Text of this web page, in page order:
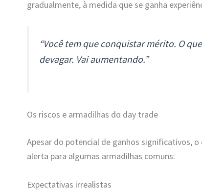
gradualmente, à medida que se ganha
“Você tem que conquistar mérito. O
devagar. Vai aumentando.”
Os riscos e armadilhas do day trade
Apesar do potencial de ganhos significativos,
alerta para algumas armadilhas comuns:
Expectativas irrealistas